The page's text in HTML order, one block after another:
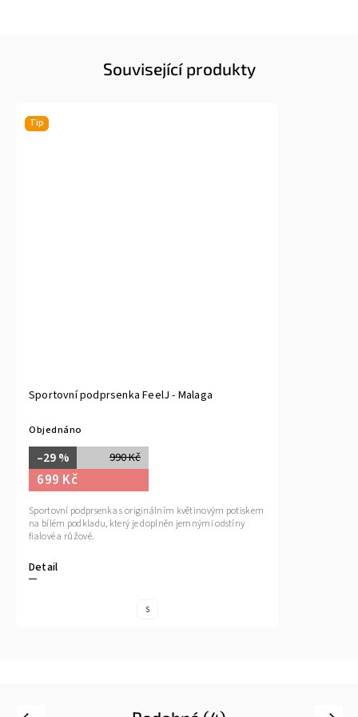
Související produkty
Tip
Sportovní podprsenka FeelJ - Malaga
Objednáno
990 Kč
–29 %
699 Kč
Detail
Sportovní podprsenka s originálním květinovým potiskem
na bílém podkladu, který je doplněn jemnými odstíny
fialové a růžové.
S